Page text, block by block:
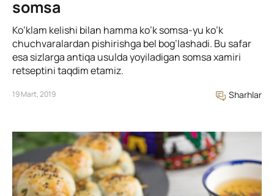
somsa
Ko’klam kelishi bilan hamma ko’k somsa-yu ko’k
chuchvaralardan pishirishga bel bog’lashadi. Bu safar
esa sizlarga antiqa usulda yoyiladigan somsa xamiri
retseptini taqdim etamiz.
19 Mart, 2019 Sharhlar